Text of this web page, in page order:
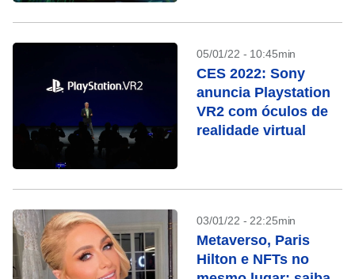
05/01/22 - 10:45min
CES 2022: Sony
anuncia Playstation
VR2 com óculos de
realidade virtual
03/01/22 - 22:25min
Metaverso, Paris
Hilton e NFTs no